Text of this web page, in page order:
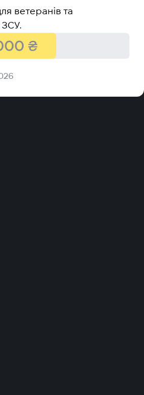
ветеранів та
ЗСУ.
₴